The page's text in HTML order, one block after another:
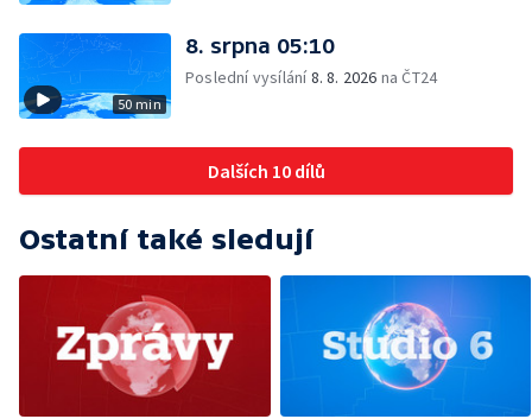
50 min
8. srpna 05:10
Poslední vysílání8. 8. 2026 na ČT24
Dalších 10 dílů
Ostatní také sledují